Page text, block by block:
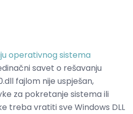
operativnog sistema
savet o rešavanju
fajlom nije uspješan,
za pokretanje sistema ili
treba vratiti sve Windows DLL